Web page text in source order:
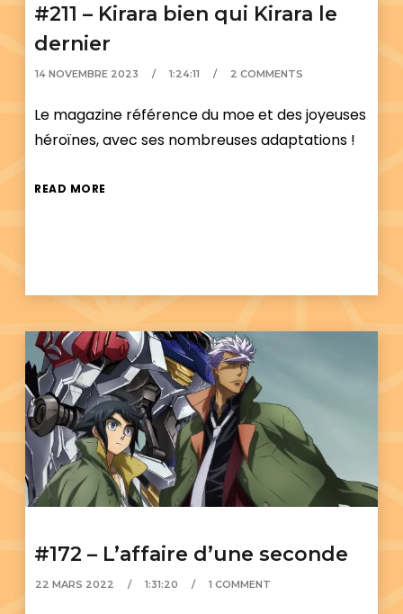
#211 – Kirara bien qui Kirara le
dernier
14 NOVEMBRE 2023 1:24:11 2 COMMENTS
Le magazine référence du moe et des joyeuses
héroïnes, avec ses nombreuses adaptations !
READ MORE
#172 – L’affaire d’une seconde
22 MARS 2022 1:31:20 1 COMMENT